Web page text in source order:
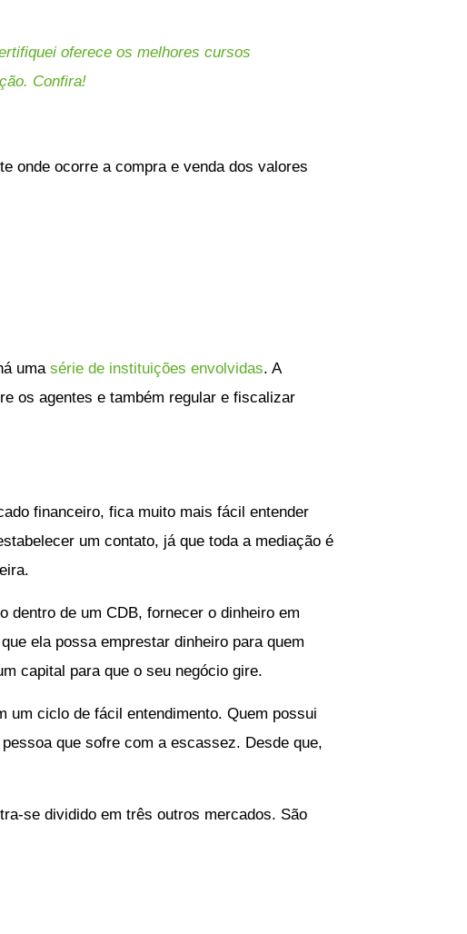
oferece os melhores cursos
Confira!
onde ocorre a compra e venda dos valores
uma série de instituições envolvidas. A
os agentes e também regular e fiscalizar
financeiro, fica muito mais fácil entender
um contato, já que toda a mediação é
de um CDB, fornecer o dinheiro em
ela possa emprestar dinheiro para quem
capital para que o seu negócio gire.
um ciclo de fácil entendimento. Quem possui
que sofre com a escassez. Desde que,
se dividido em três outros mercados. São